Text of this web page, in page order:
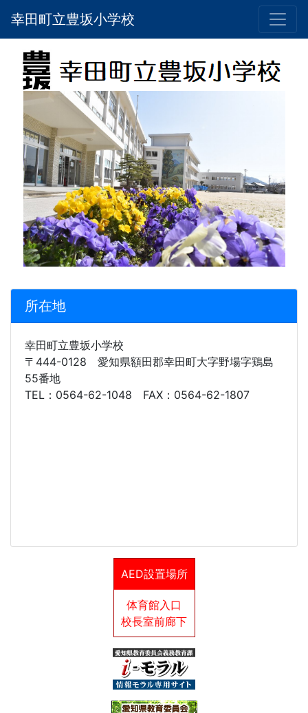
幸田町立豊坂小学校
AED設置場所
体育館入口
校長室前廊下
所在地
幸田町立豊坂小学校
〒444-0128 愛知県額田郡幸田町大字野場字鶏島
55番地
TEL：0564-62-1048 FAX：0564-62-1807